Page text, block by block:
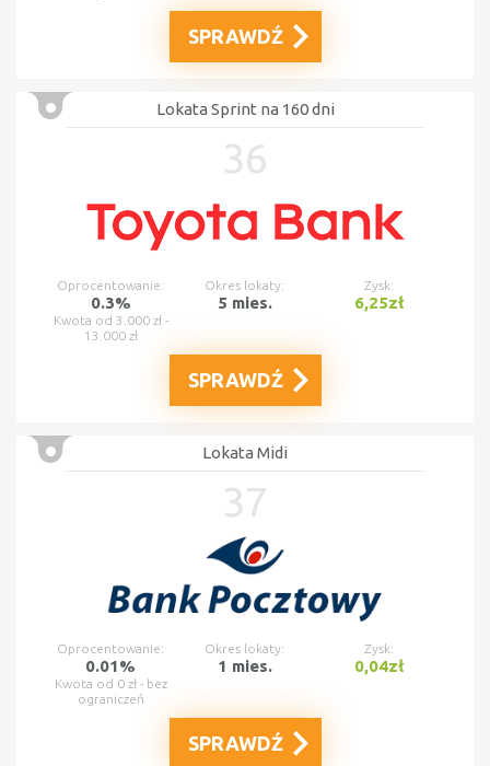
SPRAWDŹ
Lokata Sprint na 160 dni
36
Oprocentowanie: Okres lokaty: Zysk:
0.3% 5 mies. 6,25zł
Kwota od 3.000 zł -
13.000 zł
SPRAWDŹ
Lokata Midi
37
Oprocentowanie: Okres lokaty: Zysk:
0.01% 1 mies. 0,04zł
Kwota od 0 zł - bez
ograniczeń
SPRAWDŹ